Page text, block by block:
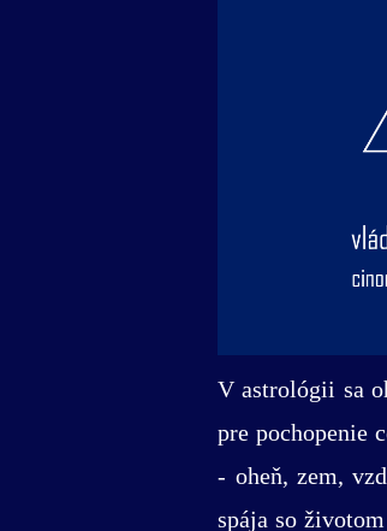
V astrológii sa
pre pochopenie
- oheň, zem,
spája so